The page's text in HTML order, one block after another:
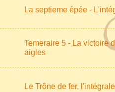
La septieme épée -
Temeraire 5 - La victoire
aigles
Le Trône de fer,